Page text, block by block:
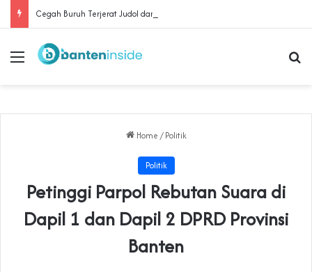
Menu
Home / Politik
Politik
Petinggi Parpol Rebutan Suara di
Dapil 1 dan Dapil 2 DPRD Provinsi
Banten